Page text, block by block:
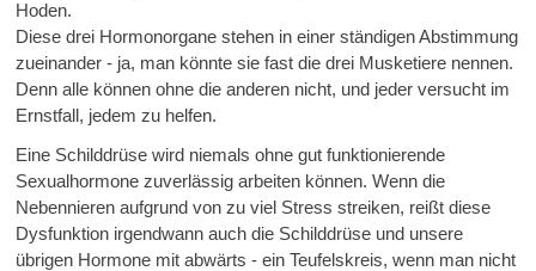
Hoden.
Diese drei Hormonorgane stehen in einer ständigen Abstimmung
zueinander - ja, man könnte sie fast die drei Musketiere nennen.
Denn alle können ohne die anderen nicht, und jeder versucht im
Ernstfall, jedem zu helfen.
Eine Schilddrüse wird niemals ohne gut funktionierende
Sexualhormone zuverlässig arbeiten können. Wenn die
Nebennieren aufgrund von zu viel Stress streiken, reißt diese
Dysfunktion irgendwann auch die Schilddrüse und unsere
übrigen Hormone mit abwärts - ein Teufelskreis, wenn man nicht